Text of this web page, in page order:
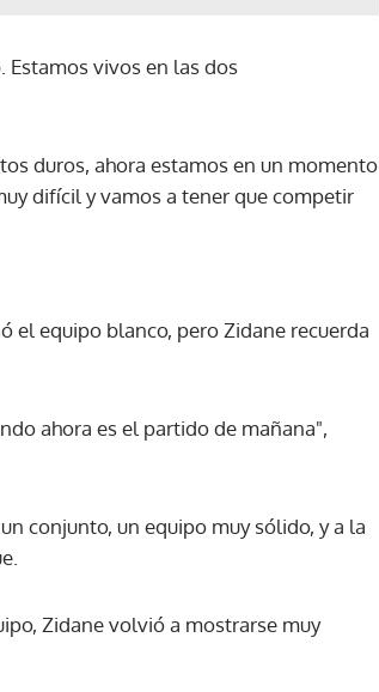
Estamos vivos en las dos
duros, ahora estamos en un momento
difícil y vamos a tener que competir
el equipo blanco, pero Zidane recuerda
ahora es el partido de mañana",
conjunto, un equipo muy sólido, y a la
Zidane volvió a mostrarse muy